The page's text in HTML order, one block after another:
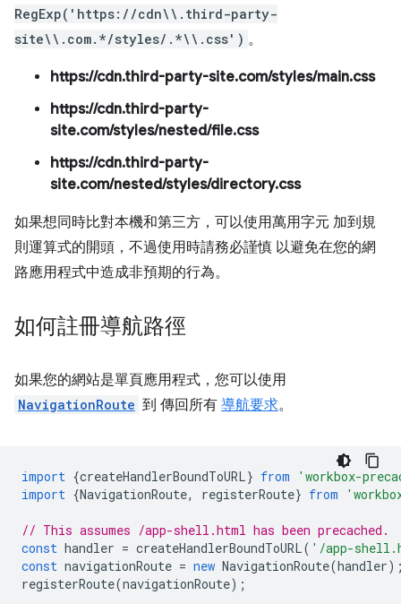
RegExp('https://cdn\\.third-party-
site\\.com.*/styles/.*\\.css') 。
https://cdn.third-party-site.com/styles/main.css
https://cdn.third-party-
site.com/styles/nested/file.css
https://cdn.third-party-
site.com/nested/styles/directory.css
如果想同時比對本機和第三方，可以使用萬用字元 加到規
則運算式的開頭，不過使用時請務必謹慎 以避免在您的網
路應用程式中造成非預期的行為。
如何註冊導航路徑
如果您的網站是單頁應用程式，您可以使用
NavigationRoute 到 傳回所有 導航要求。
import {createHandlerBoundToURL} from
'workbox-
import {NavigationRoute, registerRoute} from
// This assumes /app-shell.html has been precached.
const handler = createHandlerBoundToURL( '/app-
const navigationRoute = new NavigationRoute(handler
registerRoute(navigationRoute);